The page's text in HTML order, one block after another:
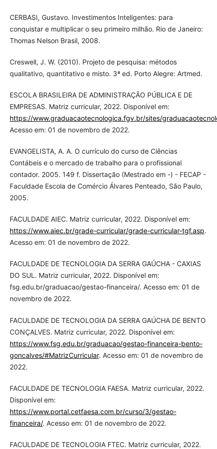
CERBASI, Gustavo. Investimentos Inteligentes: para
conquistar e multiplicar o seu primeiro milhão. Rio de Janeiro:
Thomas Nelson Brasil, 2008.
Creswell, J. W. (2010). Projeto de pesquisa: métodos
qualitativo, quantitativo e misto. 3ª ed. Porto Alegre: Artmed.
ESCOLA BRASILEIRA DE ADMINISTRAÇÃO PÚBLICA E DE
EMPRESAS. Matriz curricular, 2022. Disponível em:
https://www.graduacaotecnologica.fgv.br/sites/
Acesso em: 01 de novembro de 2022.
EVANGELISTA, A. A. O currículo do curso de Ciências
Contábeis e o mercado de trabalho para o profissional
contador. 2005. 149 f. Dissertação (Mestrado em -) - FECAP -
Faculdade Escola de Comércio Álvares Penteado, São Paulo,
2005.
FACULDADE AIEC. Matriz curricular, 2022. Disponível em:
https://www.aiec.br/grade-curricular/grade-curricular-tgf.asp.
Acesso em: 01 de novembro de 2022.
FACULDADE DE TECNOLOGIA DA SERRA GAÚCHA - CAXIAS
DO SUL. Matriz curricular, 2022. Disponível em:
fsg.edu.br/graduacao/gestao-financeira/. Acesso em: 01 de
novembro de 2022.
FACULDADE DE TECNOLOGIA DA SERRA GAÚCHA DE BENTO
CONÇALVES. Matriz curricular, 2022. Disponível em:
https://www.fsg.edu.br/graduacao/gestao-financeira-bento-
goncalves/#MatrizCurricular. Acesso em: 01 de novembro de
2022.
FACULDADE DE TECNOLOGIA FAESA. Matriz curricular, 2022.
Disponível em:
https://www.portal.cetfaesa.com.br/curso/3/gestao-
financeira/. Acesso em: 01 de novembro de 2022.
FACULDADE DE TECNOLOGIA FTEC. Matriz curricular, 2022.